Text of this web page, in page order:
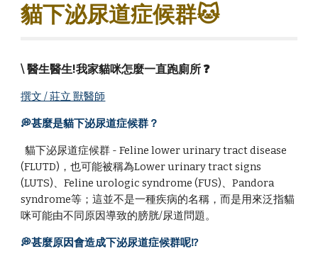
貓下泌尿道症候群🐱
\ 醫生醫生!我家貓咪怎麼一直跑廁所 ❓
撰文 / 莊立 獸醫師
💭甚麼是貓下泌尿道症候群？
貓下泌尿道症候群 - Feline lower urinary tract disease
(FLUTD)，也可能被稱為Lower urinary tract signs
(LUTS)、Feline urologic syndrome (FUS)、Pandora
syndrome等；這並不是一種疾病的名稱，而是用來泛指貓
咪可能由不同原因導致的膀胱/尿道問題。
💭甚麼原因會造成下泌尿道症候群呢⁉️